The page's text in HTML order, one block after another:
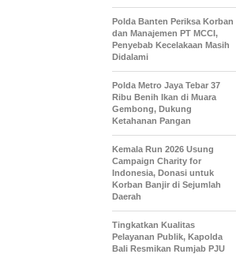
Polda Banten Periksa Korban
dan Manajemen PT MCCI,
Penyebab Kecelakaan Masih
Didalami
Polda Metro Jaya Tebar 37
Ribu Benih Ikan di Muara
Gembong, Dukung
Ketahanan Pangan
Kemala Run 2026 Usung
Campaign Charity for
Indonesia, Donasi untuk
Korban Banjir di Sejumlah
Daerah
Tingkatkan Kualitas
Pelayanan Publik, Kapolda
Bali Resmikan Rumjab PJU